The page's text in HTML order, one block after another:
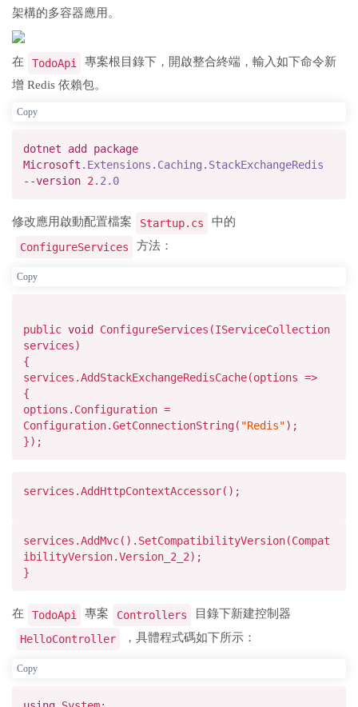
架構的多容器應用。
在 TodoApi
專案根目錄下，開啟整合終端，輸入如下命令新
增 Redis 依賴包。
Copy
dotnet add package
Microsoft .Extensions .Caching .StackExchangeRedis
--version2 .2 .0
修改應用啟動配置檔案 Startup.cs
中的
ConfigureServices
方法：
Copy
public voidConfigureServices(IServiceCollection
services)
{
services.AddStackExchangeRedisCache(options =>
{
options.Configuration =
Configuration.GetConnectionString( "Redis");
});
services.AddHttpContextAccessor();
services.AddMvc().SetCompatibilityVersion(Compat
ibilityVersion.Version_2_2);
}
在 TodoApi 專案 Controllers
目錄下新建控制器
HelloController
，具體程式碼如下所示：
Copy